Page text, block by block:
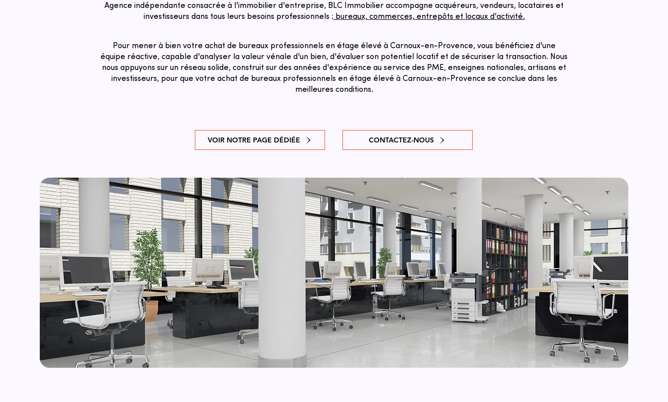
Agence indépendante consacrée à l'immobilier d'entreprise, BLC Immobilier accompagne acquéreurs, vendeurs, locataires et
investisseurs dans tous leurs besoins professionnels : bureaux, commerces, entrepôts et locaux d'activité.
Pour mener à bien votre achat de bureaux professionnels en étage élevé à Carnoux-en-Provence, vous bénéficiez d'une
équipe réactive, capable d'analyser la valeur vénale d'un bien, d'évaluer son potentiel locatif et de sécuriser la transaction. ​Nous
nous appuyons sur un réseau solide, construit sur des années d'expérience au service des PME, enseignes nationales, artisans et
investisseurs, pour que votre achat de bureaux professionnels en étage élevé à Carnoux-en-Provence se conclue dans les
meilleures conditions.
VOIR NOTRE PAGE DÉDIÉE CONTACTEZ-NOUS